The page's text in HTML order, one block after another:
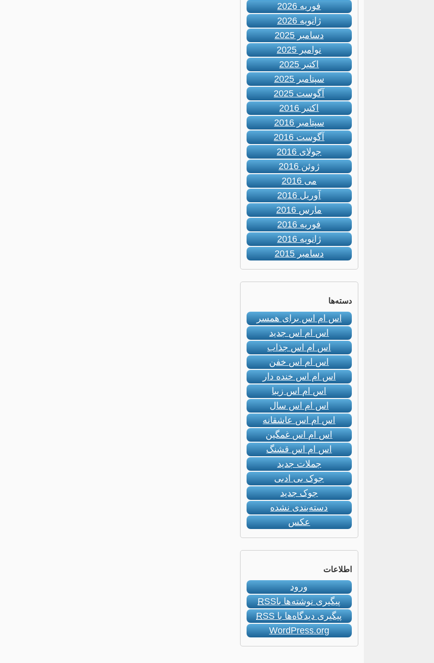
فوریه 2026
ژانویه 2026
دسامبر 2025
نوامبر 2025
اکتبر 2025
سپتامبر 2025
آگوست 2025
اکتبر 2016
سپتامبر 2016
آگوست 2016
جولای 2016
ژوئن 2016
می 2016
آوریل 2016
مارس 2016
فوریه 2016
ژانویه 2016
دسامبر 2015
دسته‌ها
اس ام اس برای همسر
اس ام اس جدید
اس ام اس جذاب
اس ام اس خفن
اس ام اس خنده دار
اس ام اس زیبا
اس ام اس سال
اس ام اس عاشقانه
اس ام اس غمگین
اس ام اس قشنگ
جملات جدید
جوک بی ادبی
جوک جدید
دسته‌بندی نشده
عکس
اطلاعات
ورود
پیگیری نوشته‌ها باRSS
پیگیری دیدگاه‌ها باRSS
WordPress.org